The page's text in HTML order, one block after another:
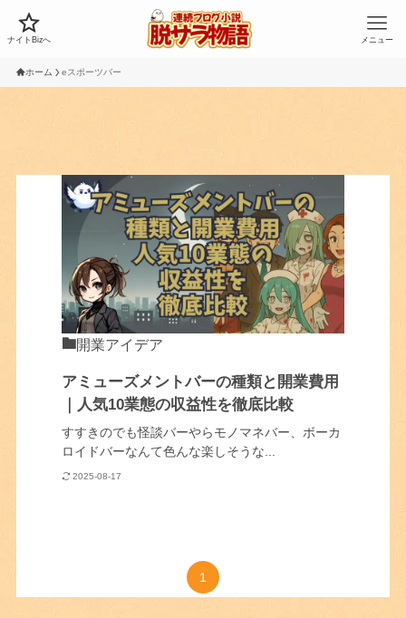
ナイトBizへ メニュー
ホーム eスポーツバー
開業アイデア
アミューズメントバーの種類と開業費用
｜人気10業態の収益性を徹底比較
すすきのでも怪談バーやらモノマネバー、ボーカ
ロイドバーなんて色んな楽しそうな...
2025-08-17
1